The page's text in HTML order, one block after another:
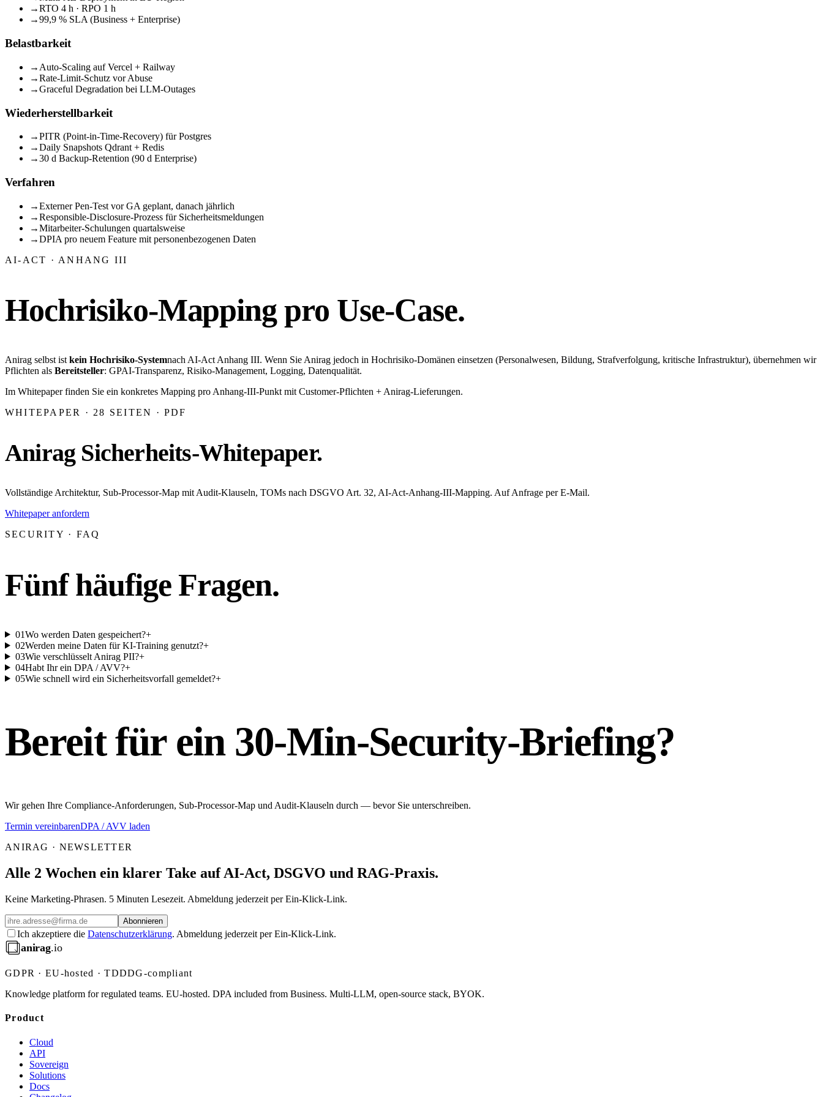
→RTO 4 h · RPO 1 h
→99,9 % SLA (Business + Enterprise)
Belastbarkeit
→ Auto-Scaling auf Vercel + Railway
→Rate-Limit-Schutz vor Abuse
→Graceful Degradation bei LLM-Outages
Wiederherstellbarkeit
→PITR (Point-in-Time-Recovery) für Postgres
→Daily Snapshots Qdrant + Redis
→30 d Backup-Retention (90 d Enterprise)
Verfahren
→Externer Pen-Test vor GA geplant, danach jährlich
→Responsible-Disclosure-Prozess für Sicherheitsmeldungen
→Mitarbeiter-Schulungen quartalsweise
→DPIA pro neuem Feature mit personenbezogenen Daten
AI-ACT · ANHANG III
Hochrisiko-Mapping pro Use-Case.
Anirag selbst ist kein Hochrisiko-Systemnach AI-Act Anhang III. Wenn Sie Anirag jedoch in Hochrisiko-Domänen einsetzen (Personalwesen, Bildung, Strafverfolgung, kritische Infrastruktur), übernehmen wir
Pflichten als Bereitsteller: GPAI-Transparenz, Risiko-Management, Logging, Datenqualität.
Im Whitepaper finden Sie ein konkretes Mapping pro Anhang-III-Punkt mit Customer-Pflichten + Anirag-Lieferungen.
WHITEPAPER · 28 SEITEN · PDF
Anirag Sicherheits-Whitepaper.
Vollständige Architektur, Sub-Processor-Map mit Audit-Klauseln, TOMs nach DSGVO Art. 32, AI-Act-Anhang-III-Mapping. Auf Anfrage per E-Mail.
Whitepaper anfordern
SECURITY · FAQ
Fünf häufige Fragen.
01Wo werden Daten gespeichert?+
02Werden meine Daten für KI-Training genutzt?+
03Wie verschlüsselt Anirag PII?+
04Habt Ihr ein DPA / AVV?+
05Wie schnell wird ein Sicherheitsvorfall gemeldet?+
Bereit für ein 30-Min-Security-Briefing?
Wir gehen Ihre Compliance-Anforderungen, Sub-Processor-Map und Audit-Klauseln durch — bevor Sie unterschreiben.
Termin vereinbarenDPA / AVV laden
ANIRAG · NEWSLETTER
Alle 2 Wochen ein klarer Take auf AI-Act, DSGVO und RAG-Praxis.
Keine Marketing-Phrasen. 5 Minuten Lesezeit. Abmeldung jederzeit per Ein-Klick-Link.
Abonnieren
Ich akzeptiere die Datenschutzerklärung. Abmeldung jederzeit per Ein-Klick-Link.
anirag.io
GDPR · EU-hosted · TDDDG-compliant
Knowledge platform for regulated teams. EU-hosted. DPA included from Business. Multi-LLM, open-source stack, BYOK.
Product
Cloud
API
Sovereign
Solutions
Docs